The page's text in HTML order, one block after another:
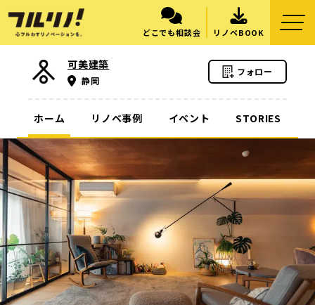
どこでも相談会 リノベBOOK
可美建築
静岡
フォロー
ホーム リノベ事例 イベント STORIES